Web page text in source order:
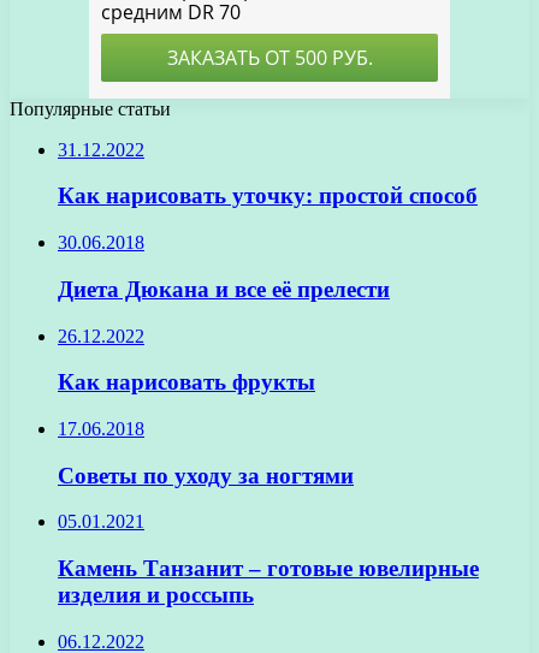
Популярные статьи
31.12.2022
Как нарисовать уточку: простой способ
30.06.2018
Диета Дюкана и все её прелести
26.12.2022
Как нарисовать фрукты
17.06.2018
Советы по уходу за ногтями
05.01.2021
Камень Танзанит – готовые ювелирные
изделия и россыпь
06.12.2022